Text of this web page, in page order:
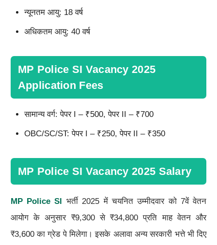
न्यूनतम आयु: 18 वर्ष
अधिकतम आयु: 40 वर्ष
MP Police SI Vacancy 2025
Application Fees
सामान्य वर्ग: पेपर I – ₹500, पेपर II – ₹700
OBC/SC/ST: पेपर I – ₹250, पेपर II – ₹350
MP Police SI Vacancy 2025 Salary
MP Police SI भर्ती 2025 में चयनित उम्मीदवार को 7वें वेतन
आयोग के अनुसार ₹9,300 से ₹34,800 प्रति माह वेतन और
₹3,600 का ग्रेड पे मिलेगा। इसके अलावा अन्य सरकारी भत्ते भी दिए